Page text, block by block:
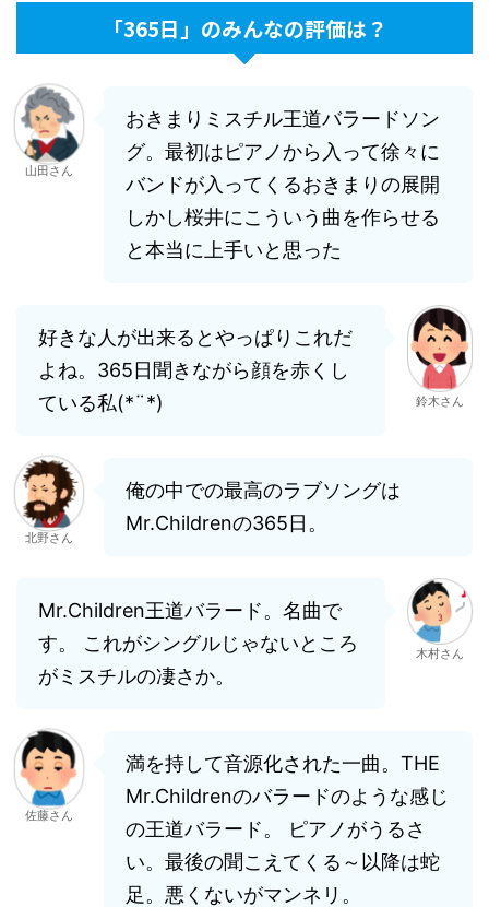
「365日」のみんなの評価は？
山田さん
おきまりミスチル王道バラードソン
グ。最初はピアノから入って徐々に
バンドが入ってくるおきまりの展開
しかし桜井にこういう曲を作らせる
と本当に上手いと思った
好きな人が出来るとやっぱりこれだ
よね。365日聞きながら顔を赤くし
ている私(*¨*)
鈴木さん
北野さん
俺の中での最高のラブソングは
Mr.Childrenの365日。
Mr.Children王道バラード。名曲で
す。 これがシングルじゃないところ
がミスチルの凄さか。
木村さん
佐藤さん
満を持して音源化された一曲。THE
Mr.Childrenのバラードのような感じ
の王道バラード。 ピアノがうるさ
い。最後の聞こえてくる～以降は蛇
足。悪くないがマンネリ。